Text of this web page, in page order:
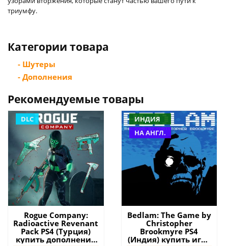
триумфу.
Категории товара
- Шутеры
- Дополнения
Рекомендуемые товары
DLC
Rogue Company:
Radioactive Revenant
Pack PS4 (Турция)
купить дополнение
ИНДИЯ
НА АНГЛ.
Bedlam: The Game by
Christopher
Brookmyre PS4
(Индия) купить игру